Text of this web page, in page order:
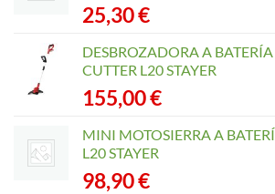
página
producto
25,30€
DESBROZADORA A
CUTTER L20 STAYER
155,00€
MINI MOTOSIERRA A
L20 STAYER
98,90€